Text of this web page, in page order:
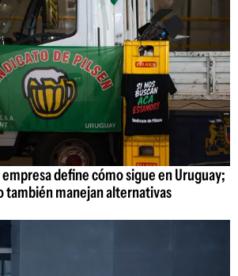
empresa define cómo sigue en Uruguay;
también manejan alternativas